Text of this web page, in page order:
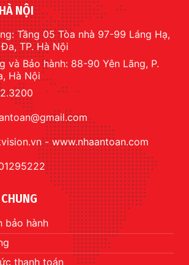
NỘI
Tầng 05 Tòa nhà 97-99 Láng Hạ,
TP. Hà Nội
và Bảo hành: 88-90 Yên Lãng, P.
Hà Nội
-www.nhaantoan.com
bảo hành
thanh toán